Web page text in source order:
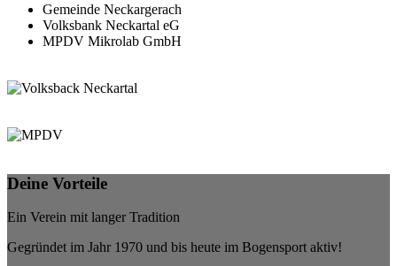
Gemeinde Neckargerach
Volksbank Neckartal eG
MPDV Mikrolab GmbH
Deine Vorteile
Ein Verein mit langer Tradition
Gegründet im Jahr 1970 und bis heute im Bogensport aktiv!